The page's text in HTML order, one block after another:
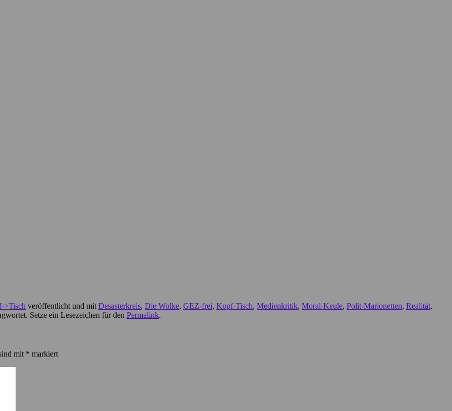
>Tisch veröffentlicht und mit Desasterkreis, Die Wolke, GEZ-frei, Kopf-Tisch, Medienkritik, Moral-Keule, Polit-Marionetten, Realität,
Setze ein Lesezeichen für den Permalink.
mit * markiert